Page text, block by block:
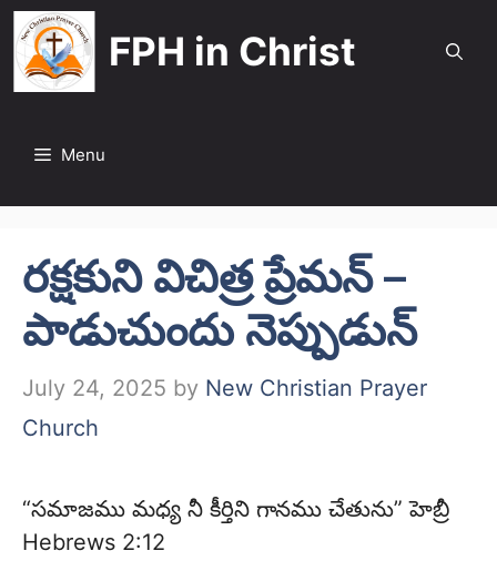
Skip
to
content
FPH in Christ
Menu
రక్షకుని విచిత్ర ప్రేమన్ –
పాడుచుందు నెప్పుడున్
July 24, 2025 by New Christian Prayer
Church
“సమాజము మధ్య నీ కీర్తిని గానము చేతును” హెబ్రీ
Hebrews 2:12